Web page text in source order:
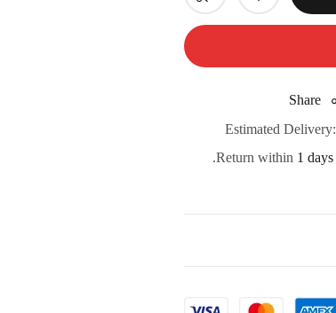
Share
Estimated Delivery:
Return within 1 days